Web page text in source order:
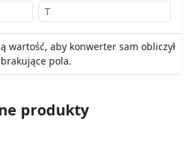
wartość, aby konwerter sam obliczył
brakujące pola.
produkty